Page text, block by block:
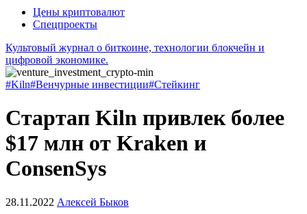
Цены криптовалют
Спецпроекты
Культовый журнал о биткоине, технологии блокчейн и
цифровой экономике.
#Kiln#Венчурные инвестиции#Стейкинг
Стартап Kiln привлек более
$17 млн от Kraken и
ConsenSys
28.11.2022 Алексей Быков